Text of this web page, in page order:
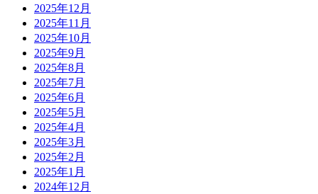
2025年12月
2025年11月
2025年10月
2025年9月
2025年8月
2025年7月
2025年6月
2025年5月
2025年4月
2025年3月
2025年2月
2025年1月
2024年12月